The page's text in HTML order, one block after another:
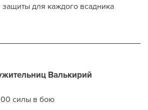
защиты для каждого всадника
Валькирий
силы в бою